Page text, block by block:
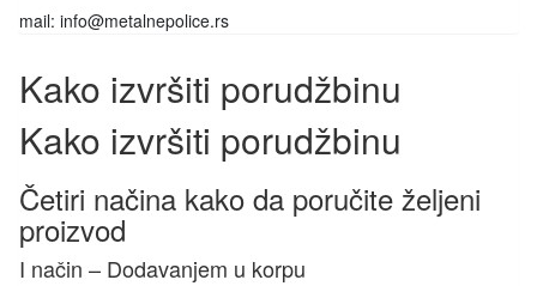
mail: info@metalnepolice.rs
Kako izvršiti porudžbinu
Kako izvršiti porudžbinu
Četiri načina kako da poručite željeni
proizvod
I način – Dodavanjem u korpu